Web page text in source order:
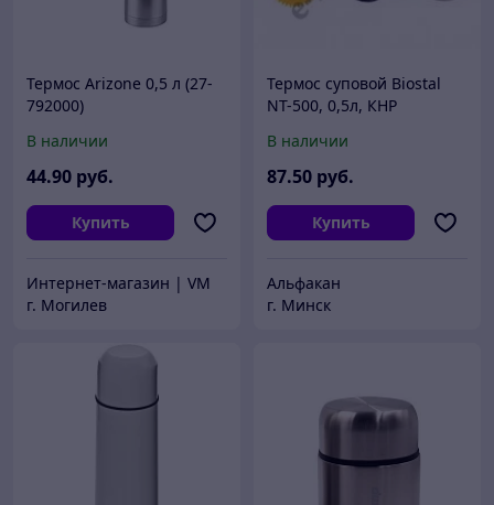
Термос Arizone 0,5 л (27-
792000)
В наличии
44.90 руб.
Купить
Интернет-магазин | VM
г. Могилев
Термос суповой Biostal
NT-500, 0,5л, КНР
В наличии
87.50 руб.
Купить
Альфакан
г. Минск